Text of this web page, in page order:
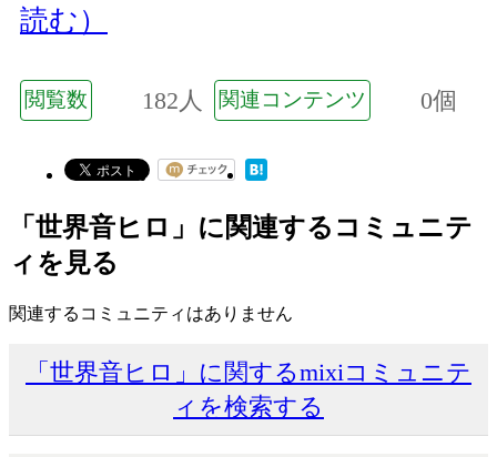
読む）
閲覧数 182人 関連コンテンツ 0個
「世界音ヒロ」に関連するコミュニテ
ィを見る
関連するコミュニティはありません
「世界音ヒロ」に関するmixiコミュニテ
ィを検索する